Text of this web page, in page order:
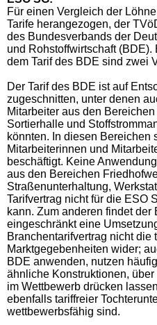
Für einen Vergleich der
Tarife herangezogen, der
des Bundesverbands der
und Rohstoffwirtschaft
dem Tarif des BDE sind zwei
Der Tarif des BDE ist auf
zugeschnitten, unter denen
Mitarbeiter aus den
Sortierhalle und
könnten. In diesen Bereichen
Mitarbeiterinnen und
beschäftigt. Keine
aus den Bereichen
Straßenunterhaltung,
Tarifvertrag nicht für die ESO
kann. Zum anderen findet der
eingeschränkt eine
Branchentarifvertrag nicht die
Marktgegebenheiten wider;
BDE anwenden, nutzen
ähnliche Konstruktionen,
im Wettbewerb drücken
ebenfalls tariffreier
wettbewerbsfähig sind.